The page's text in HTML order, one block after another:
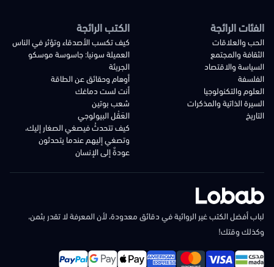
الفئات الرائجة
الحب والعلاقات
الثقافة والمجتمع
السياسة والاقتصاد
الفلسفة
العلوم والتكنولوجيا
السيرة الذاتية والمذكرات
التاريخ
الكتب الرائجة
كيف تكسب الأصدقاء وتؤثر في الناس
العميلة سونيا: جاسوسة موسكو
الجريئة
أوهام وحقائق عن الطاقة
أنت لست دماغك
شعب بوتين
العَقْل البيولوجي
كيف تتحدثُ فيصغي الصغار إليك،
وتصغي إليهم عندما يتحدثون
عودةٌ إلى الإنسان
لباب أفضل الكتب غير الروائية في دقائق معدودة، لأن المعرفة لا تقدر بثمن،
وكذلك وقتك!